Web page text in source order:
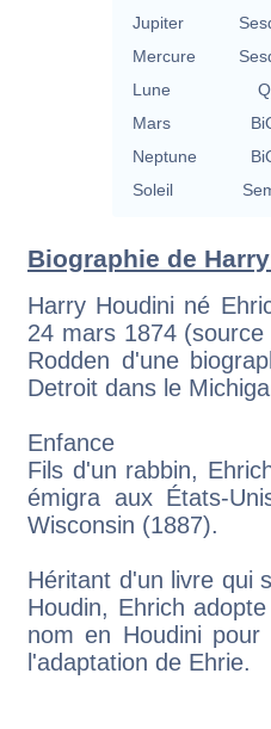
Jupiter
Mercure
Lune
Mars
Neptune
Soleil
Biographie de
Harry Houdini né
24 mars 1874
Rodden d'une
Detroit dans le
Enfance
Fils d'un rabbin,
émigra aux États-
Wisconsin (1887).
Héritant d'un livre qui
Houdin, Ehrich
nom en Houdini
l'adaptation de Ehrie.